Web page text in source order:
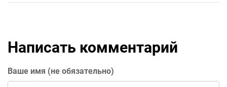
Написать комментарий
Ваше имя (не обязательно)